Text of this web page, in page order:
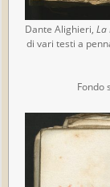
Dante Alighieri, La
di vari testi a
Fondo